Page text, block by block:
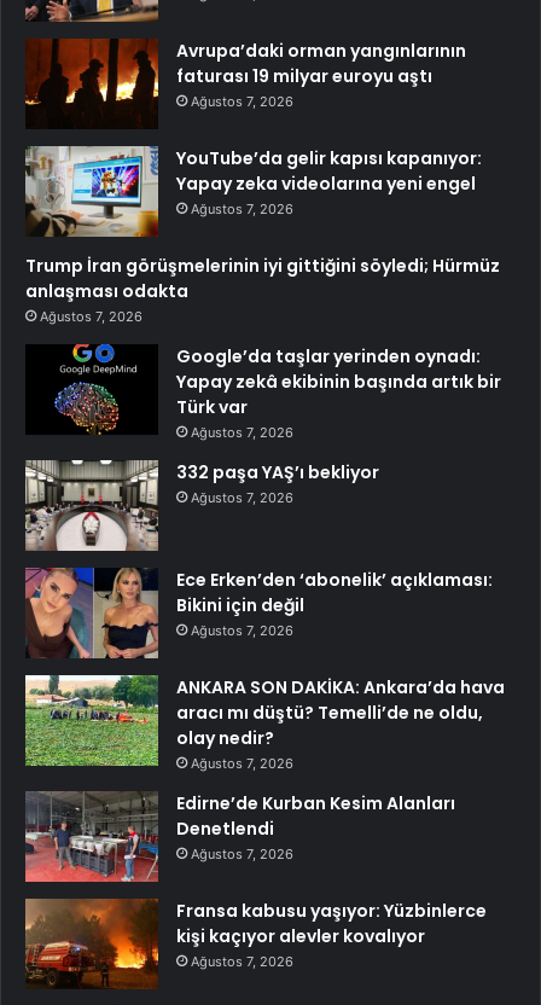
Avrupa’daki orman yangınlarının
faturası 19 milyar euroyu aştı
Ağustos 7, 2026
YouTube’da gelir kapısı kapanıyor:
Yapay zeka videolarına yeni engel
Ağustos 7, 2026
Trump İran görüşmelerinin iyi gittiğini söyledi; Hürmüz
anlaşması odakta
Ağustos 7, 2026
Google’da taşlar yerinden oynadı:
Yapay zekâ ekibinin başında artık bir
Türk var
Ağustos 7, 2026
332 paşa YAŞ’ı bekliyor
Ağustos 7, 2026
Ece Erken’den ‘abonelik’ açıklaması:
Bikini için değil
Ağustos 7, 2026
ANKARA SON DAKİKA: Ankara’da hava
aracı mı düştü? Temelli’de ne oldu,
olay nedir?
Ağustos 7, 2026
Edirne’de Kurban Kesim Alanları
Denetlendi
Ağustos 7, 2026
Fransa kabusu yaşıyor: Yüzbinlerce
kişi kaçıyor alevler kovalıyor
Ağustos 7, 2026